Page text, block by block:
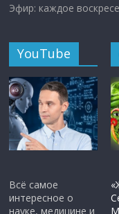
Эфир: каждое
YouTube
Всё самое
интересное о
науке, медицине и